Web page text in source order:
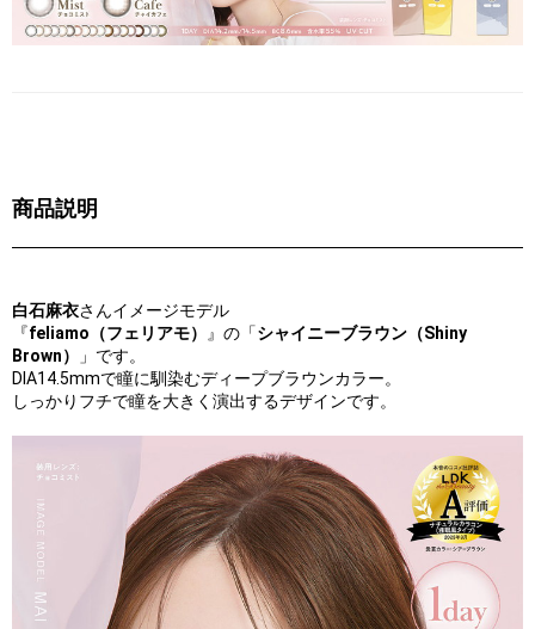
商品説明
白石麻衣さんイメージモデル
『feliamo（フェリアモ） 』の「シャイニーブラウン（Shiny
Brown）
」です。
DIA14.5mmで瞳に馴染むディープブラウンカラー。
しっかりフチで瞳を大きく演出するデザインです。